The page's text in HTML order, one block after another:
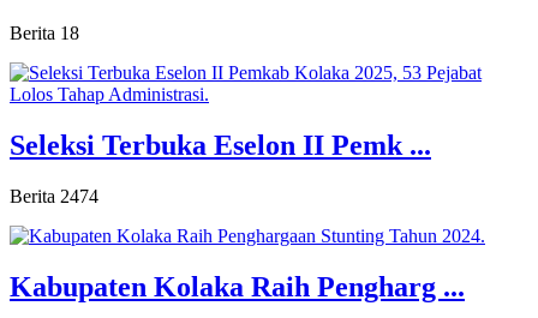
Berita 18
Seleksi Terbuka Eselon II Pemk ...
Berita 2474
Kabupaten Kolaka Raih Pengharg ...